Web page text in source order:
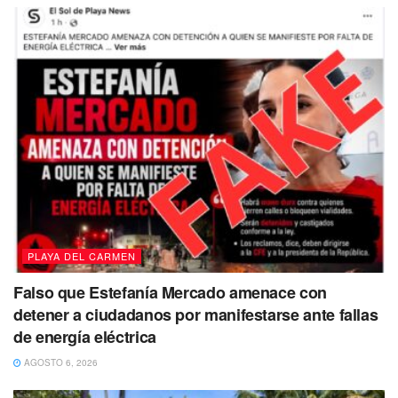
PLAYA DEL CARMEN
Falso que Estefanía Mercado amenace con
detener a ciudadanos por manifestarse ante fallas
de energía eléctrica
AGOSTO 6, 2026